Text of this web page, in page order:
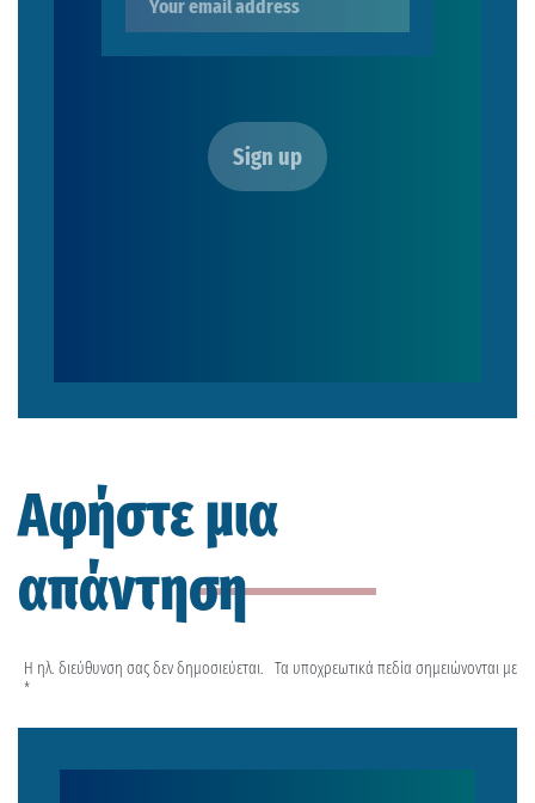
Αφήστε μια
απάντηση
Η ηλ. διεύθυνση σας δεν δημοσιεύεται. Τα υποχρεωτικά πεδία σημειώνονται με
*